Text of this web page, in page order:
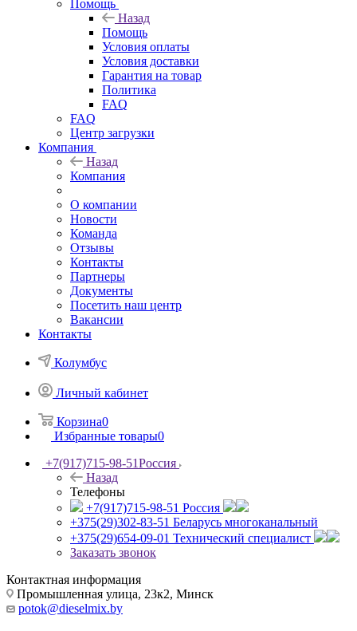
Помощь
Назад
Помощь
Условия оплаты
Условия доставки
Гарантия на товар
Политика
FAQ
FAQ
Центр загрузки
Компания
Назад
Компания
О компании
Новости
Команда
Отзывы
Контакты
Партнеры
Документы
Посетить наш центр
Вакансии
Контакты
Колумбус
Личный кабинет
Корзина0
Избранные товары0
+7(917)715-98-51Россия
Назад
Телефоны
+7(917)715-98-51 Россия
+375(29)302-83-51 Беларусь многоканальный
+375(29)654-09-01 Технический специалист
Заказать звонок
Контактная информация
Промышленная улица, 23к2, Минск
potok@dieselmix.by